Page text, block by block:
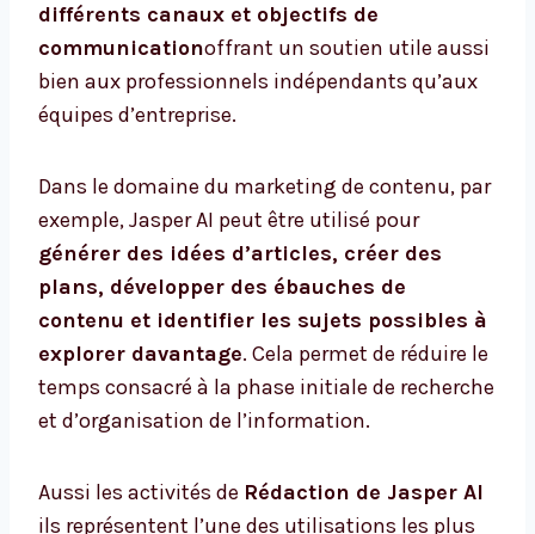
différents canaux et objectifs de
communicationoffrant un soutien utile aussi
bien aux professionnels indépendants qu’aux
équipes d’entreprise.
Dans le domaine du marketing de contenu, par
exemple, Jasper AI peut être utilisé pour
générer des idées d’articles, créer des
plans, développer des ébauches de
contenu et identifier les sujets possibles à
explorer davantage. Cela permet de réduire le
temps consacré à la phase initiale de recherche
et d’organisation de l’information.
Aussi les activités de Rédaction de Jasper AI
ils représentent l’une des utilisations les plus